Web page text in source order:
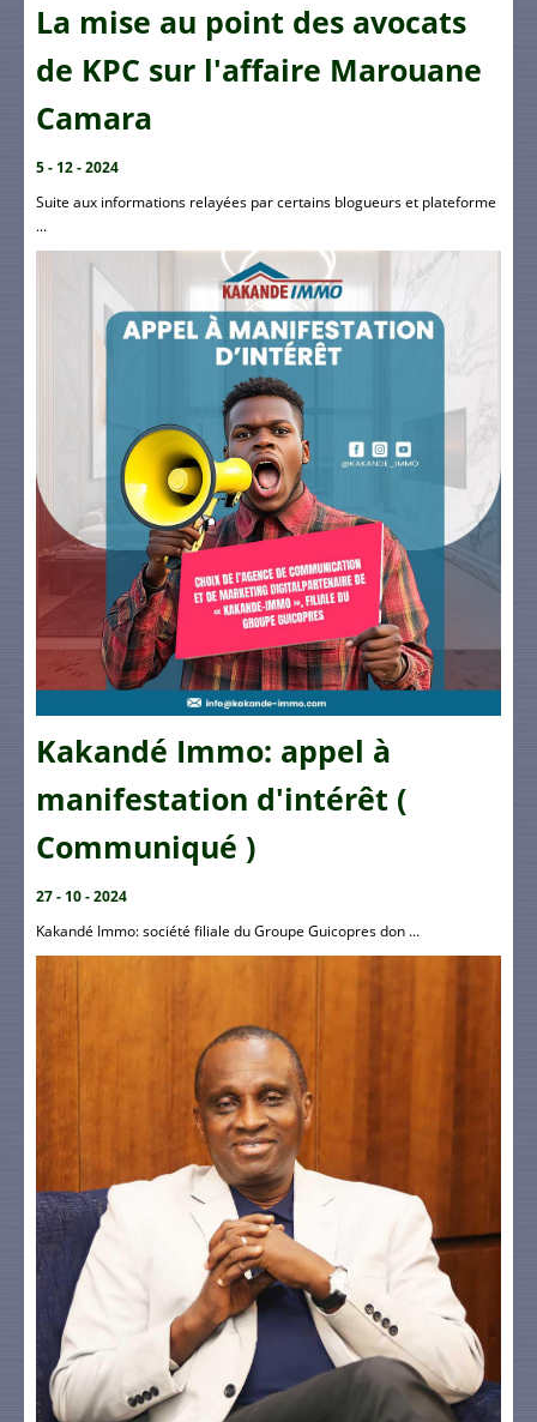
La mise au point des avocats
de KPC sur l'affaire Marouane
Camara
5 - 12 - 2024
Suite aux informations relayées par certains blogueurs et plateforme
...
Kakandé Immo: appel à
manifestation d'intérêt (
Communiqué )
27 - 10 - 2024
Kakandé Immo: société filiale du Groupe Guicopres don ...